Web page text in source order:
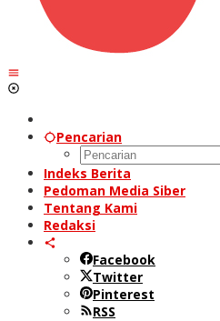
Pencarian
Indeks Berita
Pedoman Media Siber
Tentang Kami
Redaksi
Facebook
Twitter
Pinterest
RSS